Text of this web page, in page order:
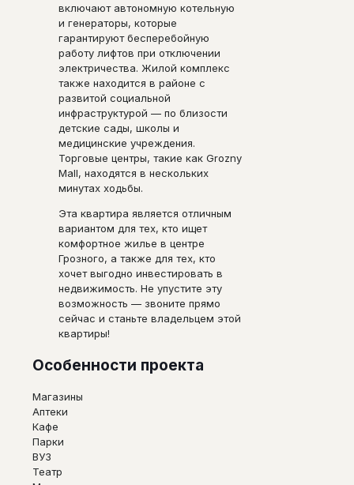
включают автономную котельную
и генераторы, которые
гарантируют бесперебойную
работу лифтов при отключении
электричества. Жилой комплекс
также находится в районе с
развитой социальной
инфраструктурой — по близости
детские сады, школы и
медицинские учреждения.
Торговые центры, такие как Grozny
Mall, находятся в нескольких
минутах ходьбы.
Эта квартира является отличным
вариантом для тех, кто ищет
комфортное жилье в центре
Грозного, а также для тех, кто
хочет выгодно инвестировать в
недвижимость. Не упустите эту
возможность — звоните прямо
сейчас и станьте владельцем этой
квартиры!
Особенности проекта
Магазины
Аптеки
Кафе
Парки
ВУЗ
Театр